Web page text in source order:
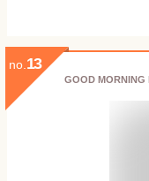
no. 13